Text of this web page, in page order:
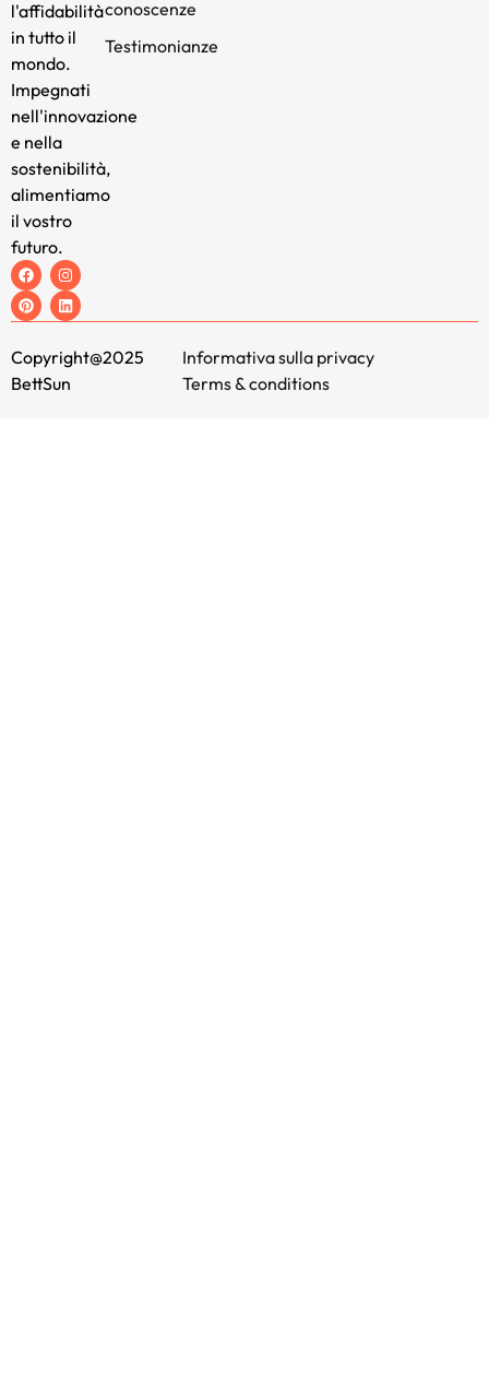
l'affidabilità
in tutto il
mondo.
Impegnati
nell'innovazione
e nella
sostenibilità,
alimentiamo
il vostro
futuro.
conoscenze
Testimonianze
Copyright@2025
BettSun
Informativa sulla privacy
Terms & conditions